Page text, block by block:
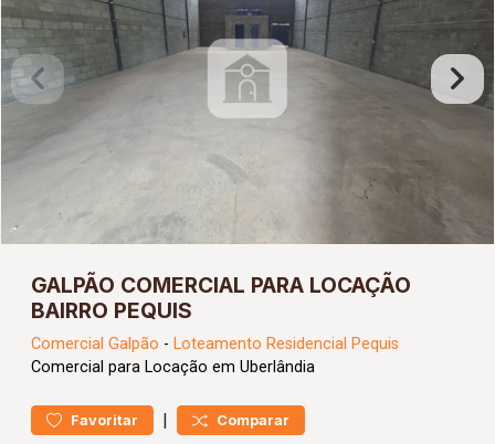
GALPÃO COMERCIAL PARA LOCAÇÃO
BAIRRO PEQUIS
Comercial Galpão - Loteamento Residencial Pequis
Comercial para Locação em Uberlândia
Favoritar | Comparar